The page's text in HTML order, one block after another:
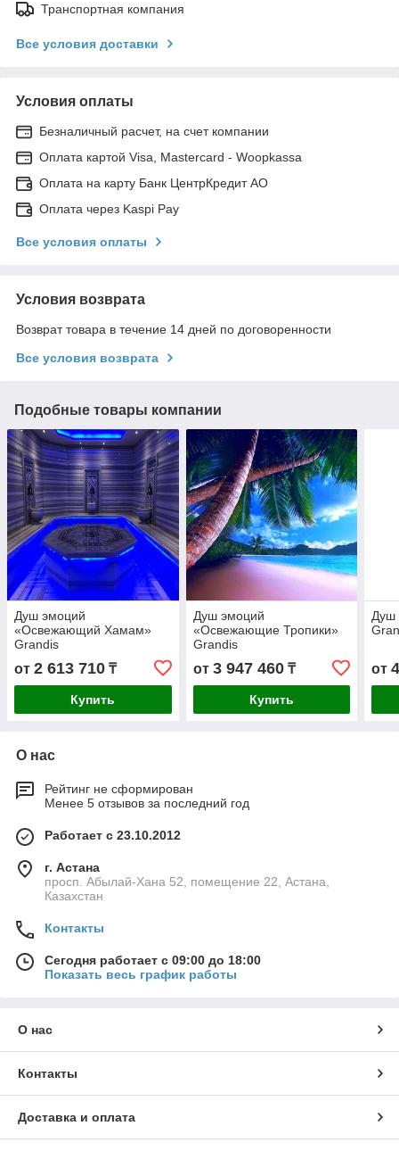
Транспортная компания
Все условия доставки
Условия оплаты
Безналичный расчет, на счет компании
Оплата картой Visa, Mastercard - Woopkassa
Оплата на карту Банк ЦентрКредит АО
Оплата через Kaspi Pay
Все условия оплаты
Условия возврата
Возврат товара в течение 14 дней по договоренности
Все условия возврата
Подобные товары компании
Душ эмоций
«Освежающий Хамам»
Grandis
от 2 613 710 ₸
Купить
Душ эмоций
«Освежающие Тропики»
Grandis
от 3 947 460₸
Купить
Душ
от
О нас
Рейтинг не сформирован
Менее 5 отзывов за последний год
Работает с 23.10.2012
г. Астана
просп. Абылай-Хана 52, помещение 22, Астана,
Казахстан
Контакты
Сегодня работает с 09:00 до 18:00
Показать весь график работы
О нас
Контакты
Доставка и оплата